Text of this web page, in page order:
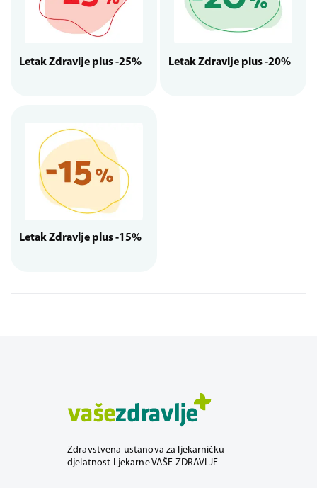
Letak Zdravlje plus -25% Letak Zdravlje plus -20%
Letak Zdravlje plus -15%
Zdravstvena ustanova za ljekarničku
djelatnost Ljekarne VAŠE ZDRAVLJE